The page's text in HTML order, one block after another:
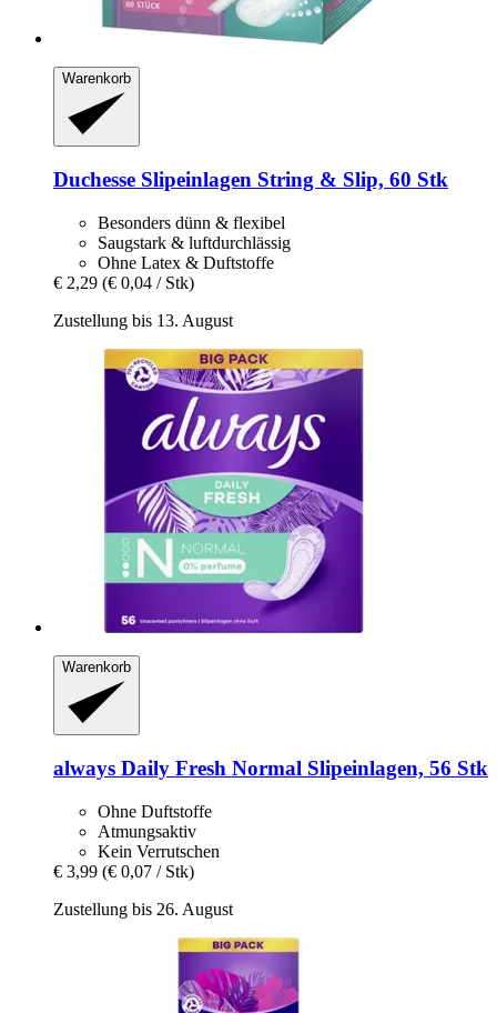
Warenkorb
Duchesse Slipeinlagen String & Slip, 60 Stk
Besonders dünn & flexibel
Saugstark & luftdurchlässig
Ohne Latex & Duftstoffe
€ 2,29 (€ 0,04 / Stk)
Zustellung bis 13. August
Warenkorb
always Daily Fresh Normal Slipeinlagen, 56 Stk
Ohne Duftstoffe
Atmungsaktiv
Kein Verrutschen
€ 3,99 (€ 0,07 / Stk)
Zustellung bis 26. August